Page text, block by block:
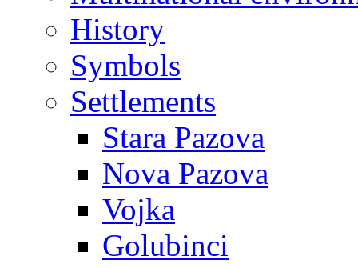
History
Symbols
Settlements
Stara Pazova
Nova Pazova
Vojka
Golubinci